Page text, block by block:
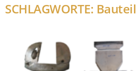
SCHLAGWORTE: Bauteil